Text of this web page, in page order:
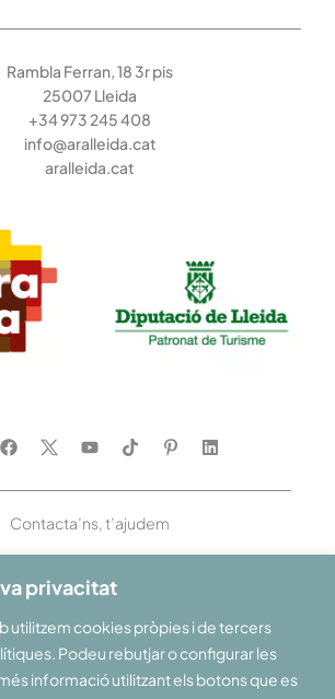
privacitat
utilitzem cookies pròpies i de tercers
Podeu rebutjar o configurar les
informació utilitzant els botons que es
Rambla Ferran, 18 3r pis
25007 Lleida
+34 973 245 408
info@aralleida.cat
aralleida.cat
Contacta’ns, t’ajudem
benvinguda al Pirineu i les Terres de Lleida